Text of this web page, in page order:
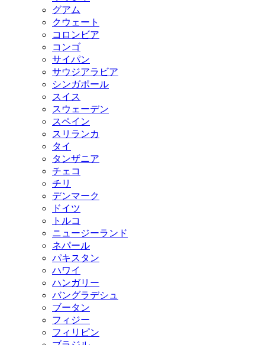
グアム
クウェート
コロンビア
コンゴ
サイパン
サウジアラビア
シンガポール
スイス
スウェーデン
スペイン
スリランカ
タイ
タンザニア
チェコ
チリ
デンマーク
ドイツ
トルコ
ニュージーランド
ネパール
パキスタン
ハワイ
ハンガリー
バングラデシュ
ブータン
フィジー
フィリピン